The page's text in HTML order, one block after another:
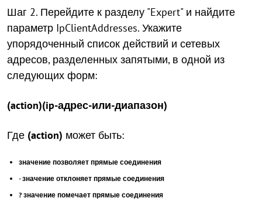
Шаг 2. Перейдите к разделу "Expert" и найдите
параметр IpClientAddresses. Укажите
упорядоченный список действий и сетевых
адресов, разделенных запятыми, в одной из
следующих форм:
(action)(ip-адрес-или-диапазон)
Где (action) может быть:
значение позволяет прямые соединения
- значение отклоняет прямые соединения
? значение помечает прямые соединения